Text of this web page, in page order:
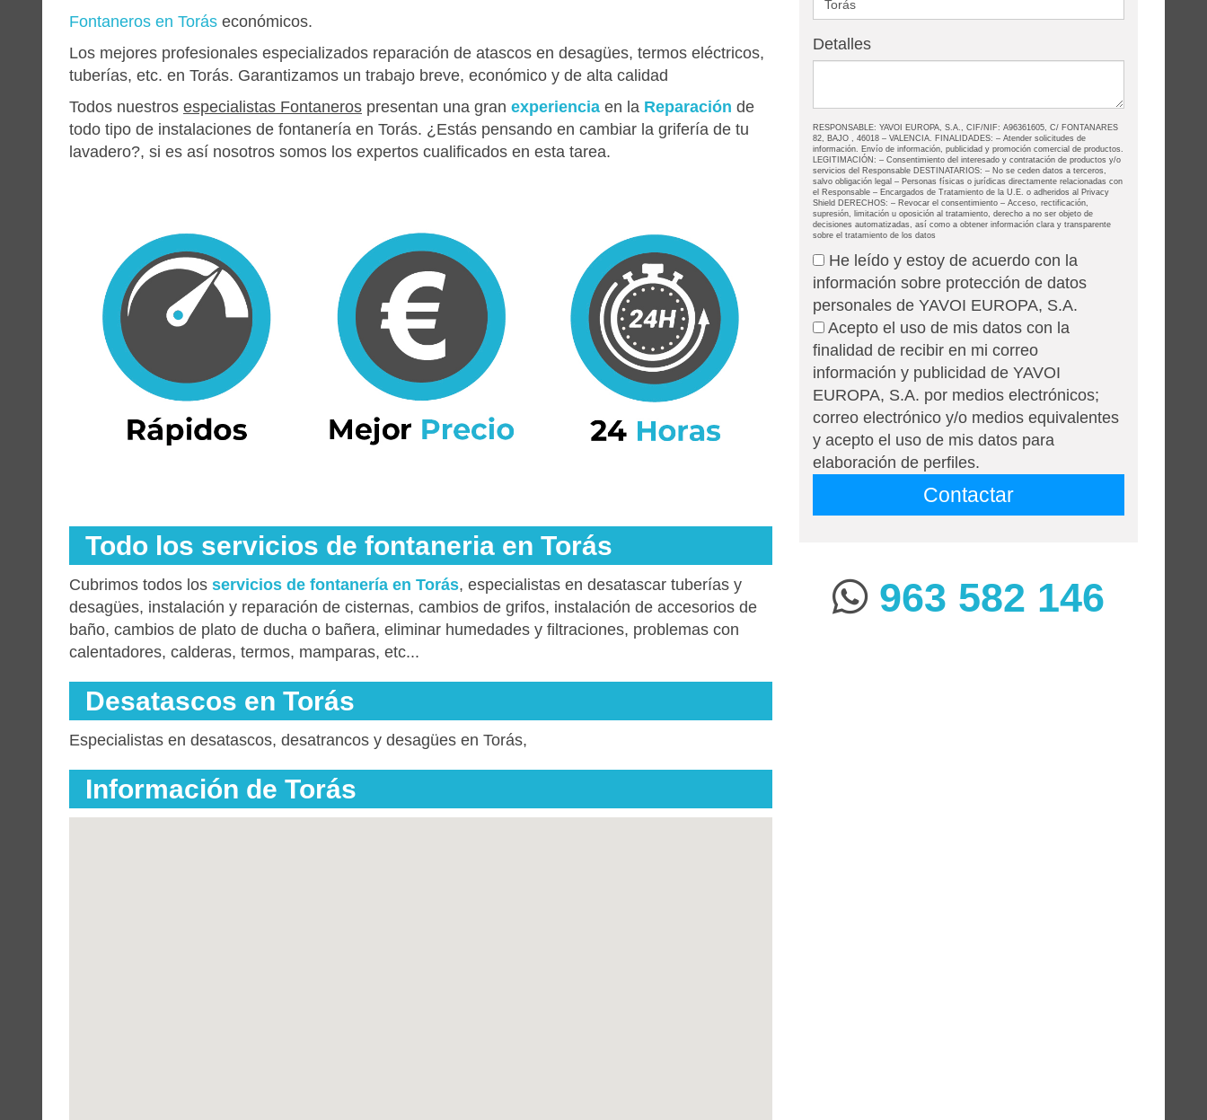
Fontaneros en Torás económicos.
Los mejores profesionales especializados reparación de atascos en desagües, termos eléctricos,
tuberías, etc. en Torás. Garantizamos un trabajo breve, económico y de alta calidad
Todos nuestros especialistas Fontaneros presentan una gran experiencia en la Reparación de
todo tipo de instalaciones de fontanería en Torás. ¿Estás pensando en cambiar la grifería de tu
lavadero?, si es así nosotros somos los expertos cualificados en esta tarea.
Todo los servicios de fontaneria en Torás
Cubrimos todos los servicios de fontanería en Torás, especialistas en desatascar tuberías y
desagües, instalación y reparación de cisternas, cambios de grifos, instalación de accesorios de
baño, cambios de plato de ducha o bañera, eliminar humedades y filtraciones, problemas con
calentadores, calderas, termos, mamparas, etc...
Desatascos en Torás
Especialistas en desatascos, desatrancos y desagües en Torás,
Información de Torás
Detalles
RESPONSABLE: YAVOI EUROPA, S.A., CIF/NIF: A96361605, C/ FONTANARES
82, BAJO , 46018 – VALENCIA. FINALIDADES: – Atender solicitudes de
información. Envío de información, publicidad y promoción comercial de productos.
LEGITIMACIÓN: – Consentimiento del interesado y contratación de productos y/o
servicios del Responsable DESTINATARIOS: – No se ceden datos a terceros,
salvo obligación legal – Personas físicas o jurídicas directamente relacionadas con
el Responsable – Encargados de Tratamiento de la U.E. o adheridos al Privacy
Shield DERECHOS: – Revocar el consentimiento – Acceso, rectificación,
supresión, limitación u oposición al tratamiento, derecho a no ser objeto de
decisiones automatizadas, así como a obtener información clara y transparente
sobre el tratamiento de los datos
He leído y estoy de acuerdo con la
información sobre protección de datos
personales de YAVOI EUROPA, S.A.
Acepto el uso de mis datos con la
finalidad de recibir en mi correo
información y publicidad de YAVOI
EUROPA, S.A. por medios electrónicos;
correo electrónico y/o medios equivalentes
y acepto el uso de mis datos para
elaboración de perfiles.
963 582 146